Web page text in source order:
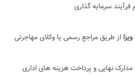
فرآیند سرمایه گذاری
از طریق مراجع رسمی یا وکلای مهاجرتی
مدارک نهایی و پرداخت هزینه های اداری